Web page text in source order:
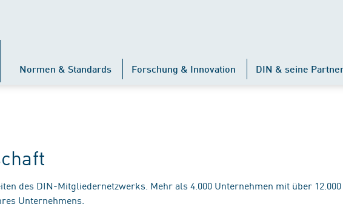
Normen & Standards Forschung & Innovation DIN & seine
des DIN-Mitgliedernetzwerks. Mehr als 4.000 Unternehmen mit über
Unternehmens.